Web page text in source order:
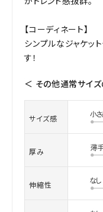
【コーディネート】
シンプルなジャケッ
す！
＜ その他通常サイ
サイズ感
厚み
伸縮性